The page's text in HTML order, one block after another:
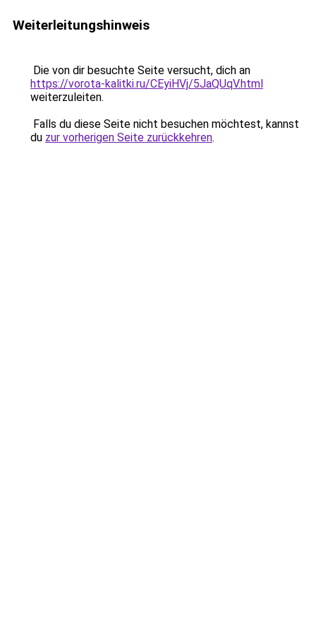
Weiterleitungshinweis
Die von dir besuchte Seite versucht, dich an
https://vorota-kalitki.ru/CEyiHVj/5JaQUqV.html
weiterzuleiten.
Falls du diese Seite nicht besuchen möchtest, kannst
du zur vorherigen Seite zurückkehren.